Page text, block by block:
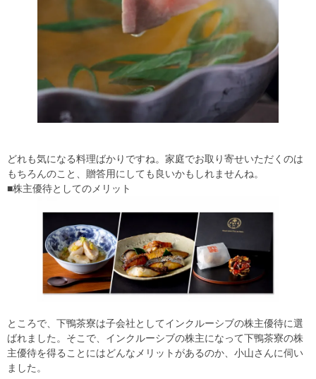
どれも気になる料理ばかりですね。家庭でお取り寄せいただくのは
もちろんのこと、贈答用にしても良いかもしれませんね。
■株主優待としてのメリット
ところで、下鴨茶寮は子会社としてインクルーシブの株主優待に選
ばれました。そこで、インクルーシブの株主になって下鴨茶寮の株
主優待を得ることにはどんなメリットがあるのか、小山さんに伺い
ました。